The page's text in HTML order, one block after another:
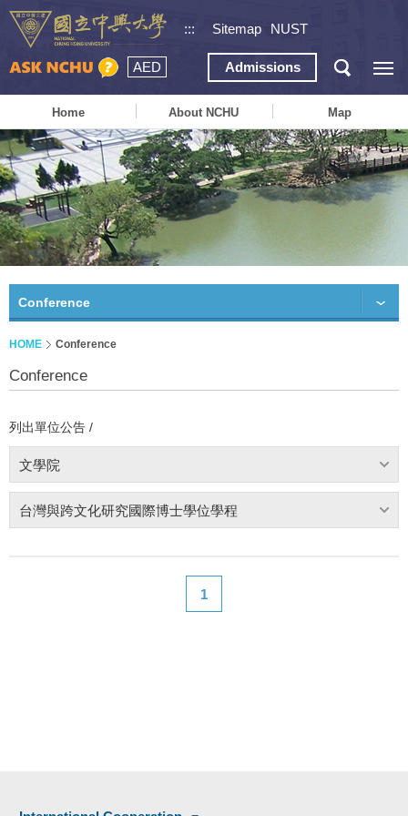
::: Sitemap NUST
AED Admissions
Home About NCHU Map
Conference
HOME Conference
Conference
列出單位公告 /
文學院
台灣與跨文化研究國際博士學位學程
1